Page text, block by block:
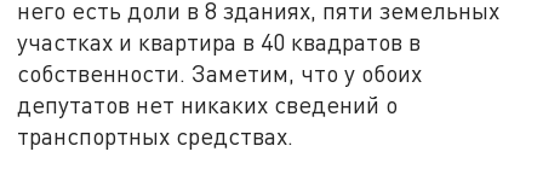
него есть доли в 8 зданиях, пяти земельных
участках и квартира в 40 квадратов в
собственности. Заметим, что у обоих
депутатов нет никаких сведений о
транспортных средствах.